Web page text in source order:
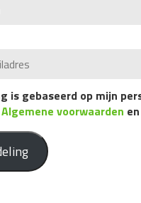
is gebaseerd op mijn
Algemene voorwaarden en